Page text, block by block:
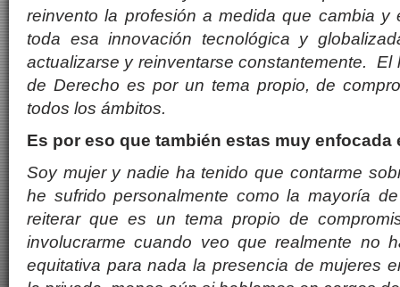
reinvento la profesión a medida que cambia y
toda esa innovación tecnológica y
actualizarse y reinventarse constantemente. El
de Derecho es por un tema propio, de
todos los ámbitos.
Es por eso que también estas muy enfocada
Soy mujer y nadie ha tenido que contarme
he sufrido personalmente como la mayoría
reiterar que es un tema propio de
involucrarme cuando veo que realmente no
equitativa para nada la presencia de mujeres